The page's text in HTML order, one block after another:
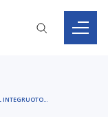
PERĖJIMUI PRIE ES BENDROSIOS VALIUTOS (EURO)